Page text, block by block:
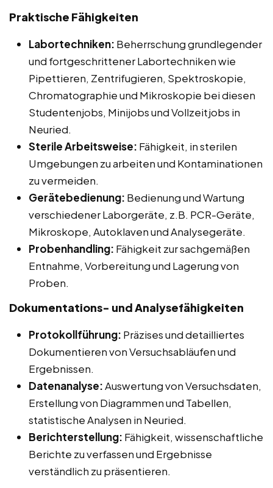
Praktische Fähigkeiten
Labortechniken: Beherrschung grundlegender
und fortgeschrittener Labortechniken wie
Pipettieren, Zentrifugieren, Spektroskopie,
Chromatographie und Mikroskopie bei diesen
Studentenjobs, Minijobs und Vollzeitjobs in
Neuried.
Sterile Arbeitsweise: Fähigkeit, in sterilen
Umgebungen zu arbeiten und Kontaminationen
zu vermeiden.
Gerätebedienung: Bedienung und Wartung
verschiedener Laborgeräte, z.B. PCR-Geräte,
Mikroskope, Autoklaven und Analysegeräte.
Probenhandling: Fähigkeit zur sachgemäßen
Entnahme, Vorbereitung und Lagerung von
Proben.
Dokumentations- und Analysefähigkeiten
Protokollführung: Präzises und detailliertes
Dokumentieren von Versuchsabläufen und
Ergebnissen.
Datenanalyse:Auswertung von Versuchsdaten,
Erstellung von Diagrammen und Tabellen,
statistische Analysen in Neuried.
Berichterstellung: Fähigkeit, wissenschaftliche
Berichte zu verfassen und Ergebnisse
verständlich zu präsentieren.